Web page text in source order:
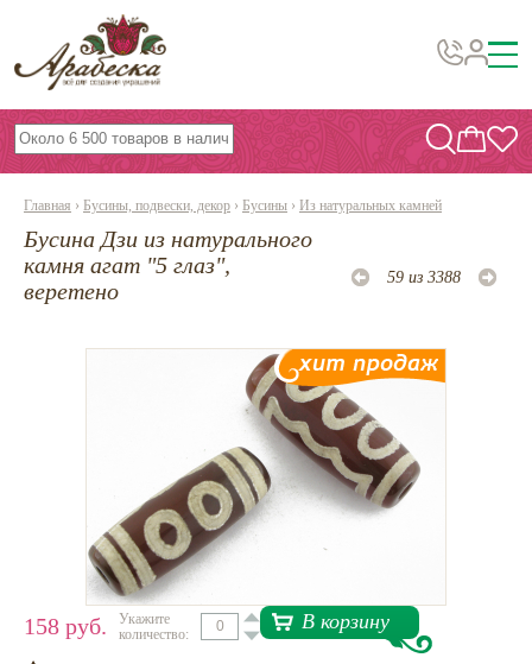
Бусины, подвески, декор
Бисер
Фурнитура
Проволока
Инструменты и материалы
Эпоксидная смола
Шнуры, ленты, нитки
По темам и сезонам
Бисер TOHO
Нетемнеющая фурнитура
Всё для вышивки
Главная › Бусины, подвески, декор › Бусины › Из натуральных камней
Бусина Дзи из натурального
камня агат "5 глаз",
веретено
59 из 3388
158 руб.
Укажите
количество:
В корзину